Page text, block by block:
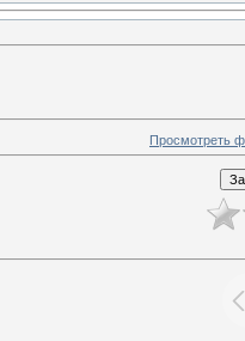
Просмотреть